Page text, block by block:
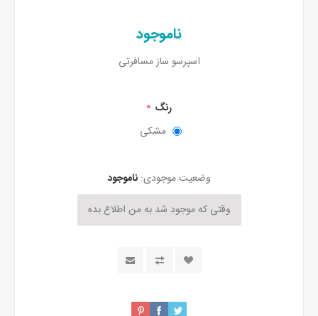
ناموجود
اسپرسو ساز مسافرتی
رنگ *
مشکی
وضعیت موجودی: ناموجود